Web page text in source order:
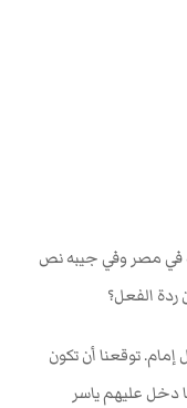
في مصر وفي جيبه نص
ردة الفعل؟
توقعنا أن تكون
دخل عليهم ياسر